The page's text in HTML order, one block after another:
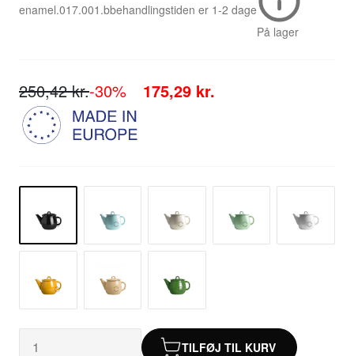
enamel.017.001.bbehandlingstiden er 1-2 dage
På lager
250,42 kr.-30% 175,29 kr.
TILFØJ TIL KURV